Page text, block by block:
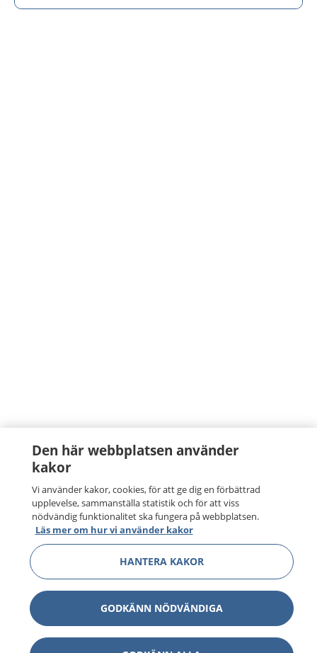
Den här webbplatsen använder
kakor
Vi använder kakor, cookies, för att ge dig en förbättrad
upplevelse, sammanställa statistik och för att viss
nödvändig funktionalitet ska fungera på webbplatsen.
Läs mer om hur vi använder kakor
HANTERA KAKOR
GODKÄNN NÖDVÄNDIGA